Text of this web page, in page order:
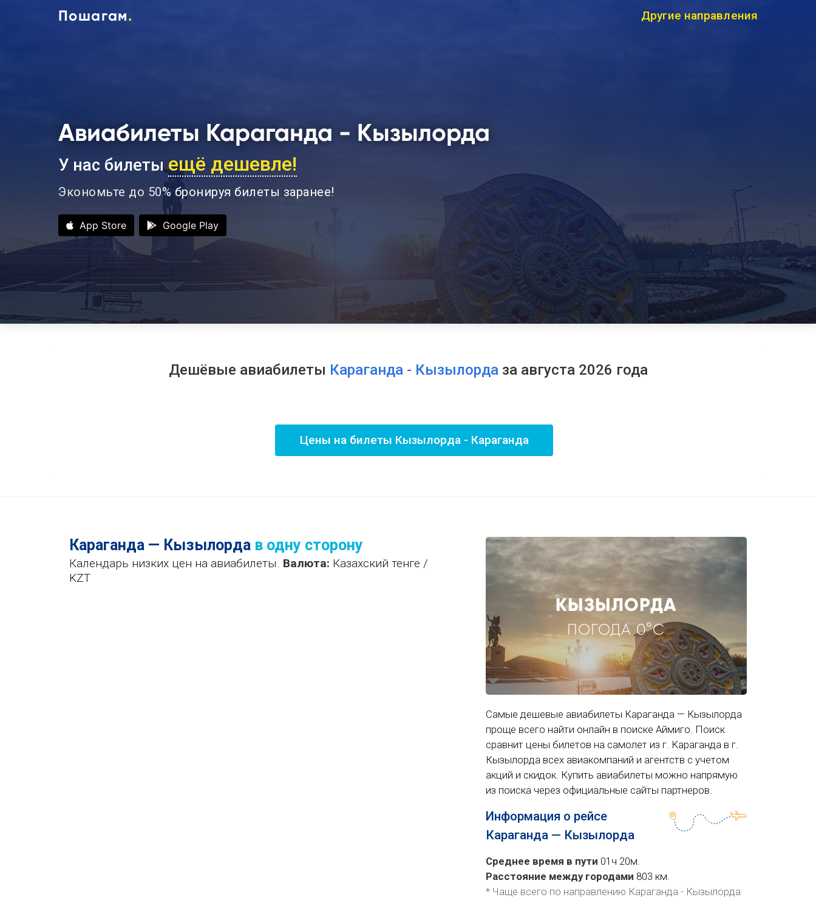
Пошагам. Другие направления
Авиабилеты Караганда - Кызылорда
У нас билетыещё дешевле!
Экономьте до 50% бронируя билеты заранее!
App Store Google Play
Дешёвые авиабилеты Караганда - Кызылорда за августа 2026 года
Цены на билеты Кызылорда - Караганда
Караганда — Кызылорда в одну сторону
Календарь низких цен на авиабилеты. Валюта: Казахский тенге /
KZT
КЫЗЫЛОРДА
ПОГОДА 0°C
Самые дешевые авиабилеты Караганда — Кызылорда
проще всего найти онлайн в поиске Аймиго. Поиск
сравнит цены билетов на самолет из г. Караганда в г.
Кызылорда всех авиакомпаний и агентств с учетом
акций и скидок. Купить авиабилеты можно напрямую
из поиска через официальные сайты партнеров.
Информация о рейсе
Караганда — Кызылорда
Среднее время в пути 01ч 20м.
Расстояние между городами 803 км.
* Чаще всего по направлению Караганда - Кызылорда